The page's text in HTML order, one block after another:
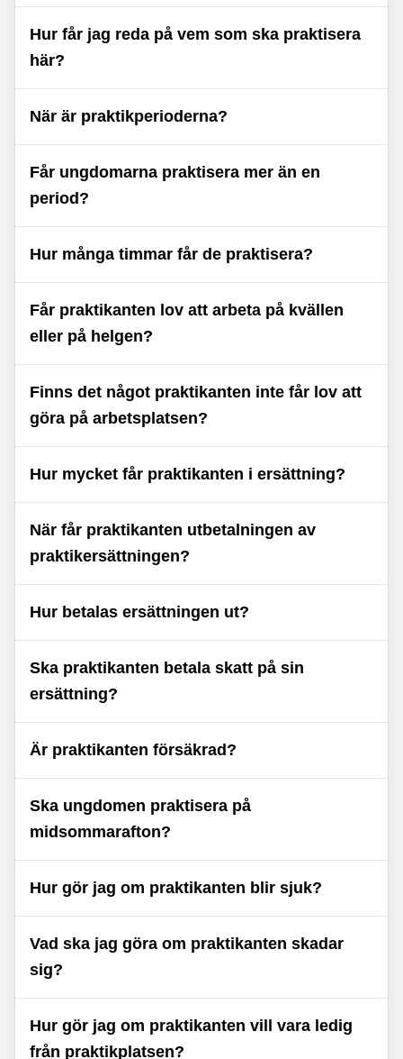
Hur får jag reda på vem som ska praktisera
här?
När är praktikperioderna?
Får ungdomarna praktisera mer än en
period?
Hur många timmar får de praktisera?
Får praktikanten lov att arbeta på kvällen
eller på helgen?
Finns det något praktikanten inte får lov att
göra på arbetsplatsen?
Hur mycket får praktikanten i ersättning?
När får praktikanten utbetalningen av
praktikersättningen?
Hur betalas ersättningen ut?
Ska praktikanten betala skatt på sin
ersättning?
Är praktikanten försäkrad?
Ska ungdomen praktisera på
midsommarafton?
Hur gör jag om praktikanten blir sjuk?
Vad ska jag göra om praktikanten skadar
sig?
Hur gör jag om praktikanten vill vara ledig
från praktikplatsen?